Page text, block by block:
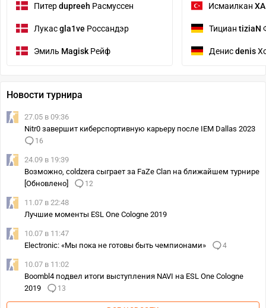
Питерdupreeh Расмуссен
Лукасgla1ve Россандэр
Эмиль Magisk Рейф
Исмаилкан
Тициан tiziaN
Денисdenis
Новости турнира
27.05 в 09:36
Nitr0 завершит киберспортивную карьеру после IEM Dallas 2023
16
24.09 в 19:39
Возможно, coldzera сыграет за FaZe Clan на ближайшем турнире
[Обновлено]
12
11.07 в 22:48
Лучшие моменты ESL One Cologne 2019
10.07 в 11:47
Electronic: «Мы пока не готовы быть чемпионами»
4
10.07 в 11:02
Boombl4 подвел итоги выступления NAVI на ESL One Cologne
2019
13